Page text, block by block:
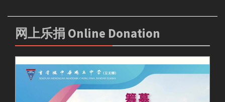
网上乐捐 Online Donation